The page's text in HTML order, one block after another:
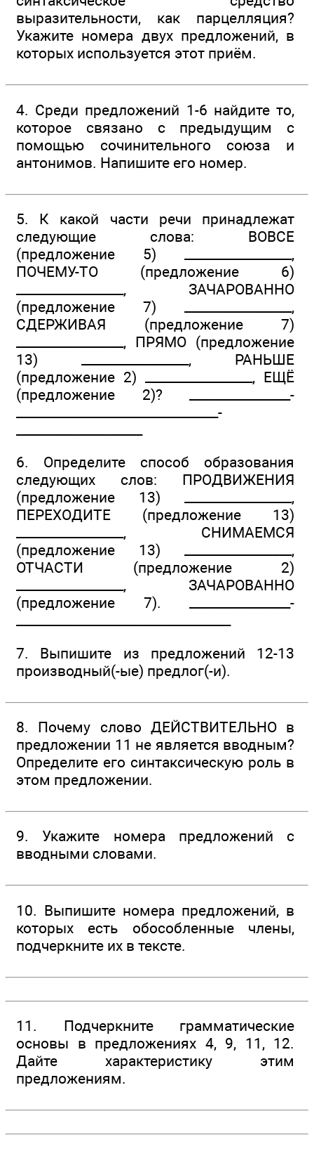
выразительности, как парцелляция?
Укажите номера двух предложений, в
которых используется этот приём.
4. Среди предложений 1-6 найдите то,
которое связано с предыдущим с
помощью сочинительного союза и
антонимов. Напишите его номер.
5. К какой части речи принадлежат
следующие слова: ВОВСЕ
(предложение 5) _________________,
ПОЧЕМУ-ТО (предложение 6)
_________________, ЗАЧАРОВАННО
(предложение 7) _________________,
СДЕРЖИВАЯ (предложение 7)
_________________, ПРЯМО (предложение
13) _________________, РАНЬШЕ
(предложение 2) _________________, ЕЩЁ
(предложение 2)? ________________­
________________­________________­
____________________
6. Определите способ образования
следующих слов: ПРОДВИЖЕНИЯ
(предложение 13) _________________,
ПЕРЕХОДИТЕ (предложение 13)
_________________, СНИМАЕМСЯ
(предложение 13) _________________,
ОТЧАСТИ (предложение 2)
_________________, ЗАЧАРОВАННО
(предложение 7). ________________­
______________­____________________
7. Выпишите из предложений 12-13
производный(-ые) предлог(-и).
8. Почему слово ДЕЙСТВИТЕЛЬНО в
предложении 11 не является вводным?
Определите его синтаксическую роль в
этом предложении.
9. Укажите номера предложений с
вводными словами.
10. Выпишите номера предложений, в
которых есть обособленные члены,
подчеркните их в тексте.
11. Подчеркните грамматические
основы в предложениях 4, 9, 11, 12.
Дайте характеристику этим
предложениям.